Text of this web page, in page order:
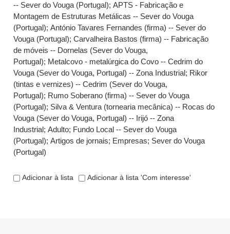
-- Sever do Vouga (Portugal);APTS - Fabricação e
Montagem de Estruturas Metálicas -- Sever do Vouga
(Portugal);António Tavares Fernandes (firma) -- Sever do
Vouga (Portugal);Carvalheira Bastos (firma) -- Fabricação
de móveis -- Dornelas (Sever do Vouga,
Portugal); Metalcovo - metalúrgica do Covo -- Cedrim do
Vouga (Sever do Vouga, Portugal) -- Zona Industrial; Rikor
(tintas e vernizes) -- Cedrim (Sever do Vouga,
Portugal); Rumo Soberano (firma) -- Sever do Vouga
(Portugal); Silva & Ventura (tornearia mecânica) -- Rocas do
Vouga (Sever do Vouga, Portugal) -- Irijó -- Zona
Industrial;Adulto; Fundo Local -- Sever do Vouga
(Portugal);Artigos de jornais; Empresas; Sever do Vouga
(Portugal)
Adicionar à lista Adicionar à lista 'Com interesse'